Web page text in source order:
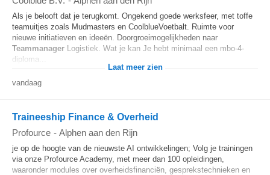
Als je belooft dat je terugkomt. Ongekend goede werksfeer, met toffe
teamuitjes zoals Mudmasters en CoolblueVoetbalt. Ruimte voor
nieuwe initiatieven en ideeën. Doorgroeimogelijkheden naar
Teammanager Logistiek. Wat je kan Je hebt minimaal een mbo-4-
diploma...
Laat meer zien
vandaag
Traineeship Finance & Overheid
Profource - Alphen aan den Rijn
je op de hoogte van de nieuwste AI ontwikkelingen; Volg je trainingen
via onze Profource Academy, met meer dan 100 opleidingen,
waaronder modules over overheidsfinanciën, gesprekstechnieken en